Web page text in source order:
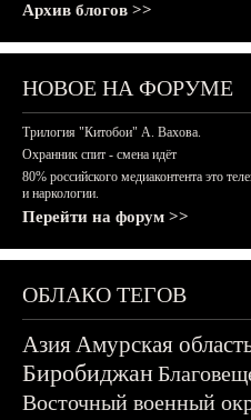
Архив блогов >>
НОВОЕ НА ФОРУМЕ
Трилогия "Китобои" А. Вахова.
Охранник спит - смена идёт
80% российского медиаконтента это
и наркологии.
Перейти на форум >>
ОБЛАКО ТЕГОВ
АзияАмурская
Биробиджан
Восточный военный